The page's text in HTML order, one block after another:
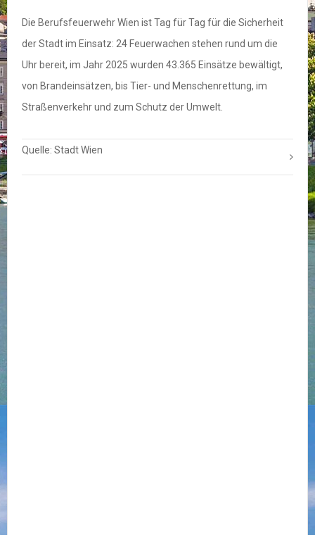
Die Berufsfeuerwehr Wien ist Tag für Tag für die Sicherheit
der Stadt im Einsatz: 24 Feuerwachen stehen rund um die
Uhr bereit, im Jahr 2025 wurden 43.365 Einsätze bewältigt,
von Brandeinsätzen, bis Tier- und Menschenrettung, im
Straßenverkehr und zum Schutz der Umwelt.
Quelle: Stadt Wien